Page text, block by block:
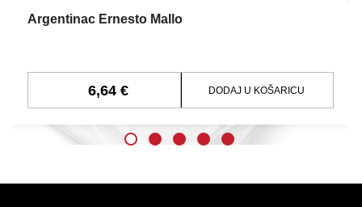
Argentinac Ernesto Mallo
6,64 € DODAJ U KOŠARICU